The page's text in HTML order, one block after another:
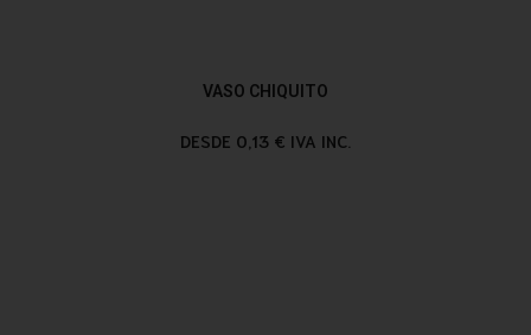
VASO CHIQUITO
DESDE 0,13 € IVA INC.